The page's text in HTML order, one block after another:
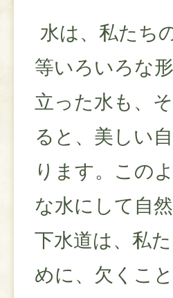
水は、私たち
等いろいろな
立った水も、
ると、美しい
ります。この
な水にして自
下水道は、私
めに、欠くこ